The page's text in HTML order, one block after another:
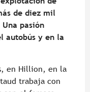
de diez mil
pasión
autobús y en la
en Hillion, en la
trabaja con